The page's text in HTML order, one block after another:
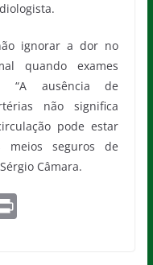
ignorar a dor no
quando exames
“A ausência de
não significa
pode estar
meios seguros de
Câmara.
Pr